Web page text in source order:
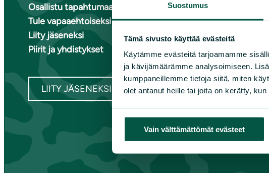
Suostumus
Tämä sivusto käyttää evästeitä
Käytämme evästeitä tarjoamamme
ja kävijämäärämme analysoimiseen.
kumppaneillemme tietoja siitä, miten
olet antanut heille tai joita on kerätty,
Vain välttämättömät evästeet
Osallistu tapahtumaan
Tule vapaaehtoiseksi
Liity jäseneksi
Piirit ja yhdistykset
LIITY JÄSENEKSI
Etelä-Karjala
Etelä-Savo
Keski-Suomi